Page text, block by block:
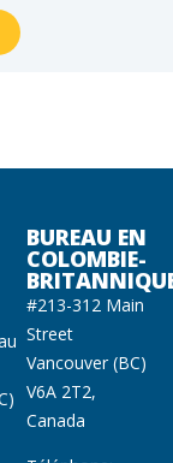
BUREAU EN
COLOMBIE-
#213-312 Main
Street
Vancouver (BC)
V6A 2T2,
Canada